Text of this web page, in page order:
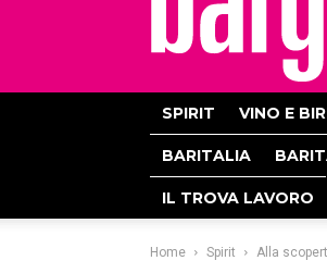
SPIRIT VINO E
BARITALIA
IL TROVA LAVORO
Home Spirit Alla